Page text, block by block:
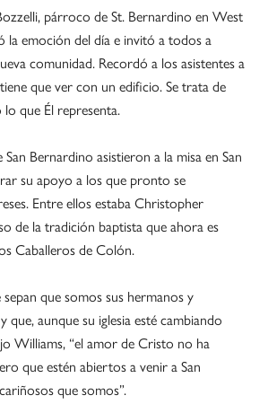
párroco de St. Bernardino en West
la emoción del día e invitó a todos a
comunidad. Recordó a los asistentes a
que ver con un edificio. Se trata de
lo que Él representa.
San Bernardino asistieron a la misa en San
su apoyo a los que pronto se
Entre ellos estaba Christopher
de la tradición baptista que ahora es
Caballeros de Colón.
que somos sus hermanos y
que, aunque su iglesia esté cambiando
Williams, “el amor de Cristo no ha
que estén abiertos a venir a San
que somos”.